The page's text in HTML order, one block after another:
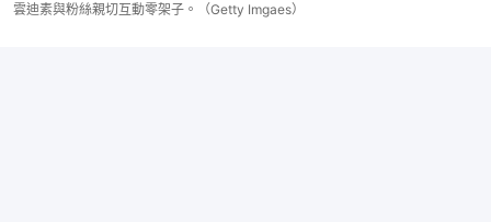
雲迪素與粉絲親切互動零架子。（Getty Imgaes）